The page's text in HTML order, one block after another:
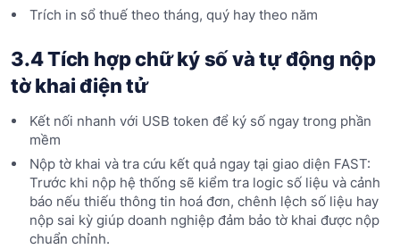
Trích in sổ thuế theo tháng, quý hay theo năm
3.4 Tích hợp chữ ký số và tự động nộp
tờ khai điện tử
Kết nối nhanh với USB token để ký số ngay trong phần
mềm
Nộp tờ khai và tra cứu kết quả ngay tại giao diện FAST:
Trước khi nộp hệ thống sẽ kiểm tra logic số liệu và cảnh
báo nếu thiếu thông tin hoá đơn, chênh lệch số liệu hay
nộp sai kỳ giúp doanh nghiệp đảm bảo tờ khai được nộp
chuẩn chỉnh.